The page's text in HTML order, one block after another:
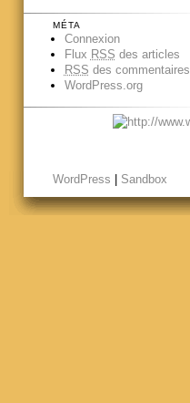
MÉTA
Connexion
Flux RSS des articles
RSS des commentaires
WordPress.org
WordPress Sandbox